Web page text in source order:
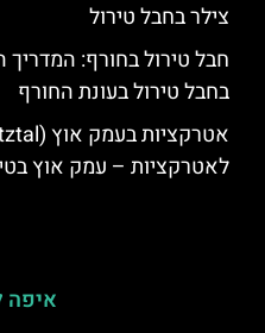
צילר בחבל טירול
חבל טירול בחורף:
בחבל טירול בעונת החורף
לאטרקציות – עמק אוץ
איפה